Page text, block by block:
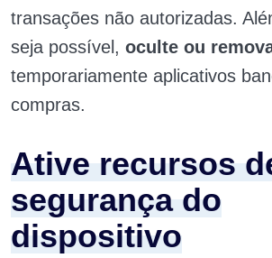
transações não autorizadas.
seja possível, oculte ou
temporariamente aplicativos
compras.
Ative recursos
segurança do
dispositivo